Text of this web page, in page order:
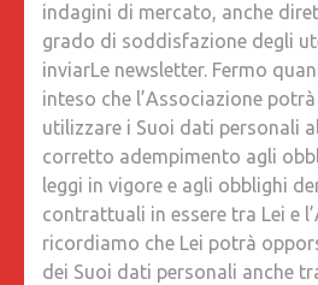
indagini di mercato, anche
grado di soddisfazione degli
inviarLe newsletter. Fermo
inteso che l’Associazione
utilizzare i Suoi dati personali
corretto adempimento agli
leggi in vigore e agli obblighi
contrattuali in essere tra Lei e
ricordiamo che Lei potrà
dei Suoi dati personali anche